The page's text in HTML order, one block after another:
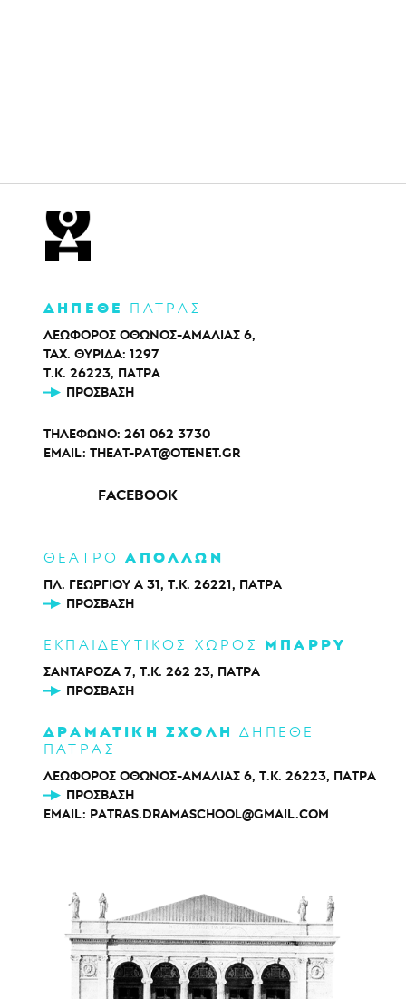
ΔΗΠΕΘΕ ΠΑΤΡΑΣ
ΛΕΩΦΟΡΟΣ ΟΘΩΝΟΣ-ΑΜΑΛΙΑΣ 6,
ΤΑΧ. ΘΥΡΙΔΑ: 1297
Τ.Κ. 26223, ΠΑΤΡΑ
ΠΡΌΣΒΑΣΗ
ΤΗΛΕΦΩΝΟ: 261 062 3730
EMAIL: THEAT-PAT@OTENET.GR
FACEBOOK
ΘΕΑΤΡΟΑΠΟΛΛΩΝ
ΠΛ. ΓΕΩΡΓΙΟΥ Α 31, Τ.Κ. 26221, ΠΑΤΡΑ
ΠΡΌΣΒΑΣΗ
ΕΚΠΑΙΔΕΥΤΙΚΟΣ ΧΩΡΟΣ ΜΠΑΡΡΥ
ΣΑΝΤΑΡΟΖΑ 7, Τ.Κ. 262 23, ΠΑΤΡΑ
ΠΡΌΣΒΑΣΗ
ΔΡΑΜΑΤΙΚΗ ΣΧΟΛΗ ΔΗΠΕΘΕ
ΠΑΤΡΑΣ
ΛΕΩΦΟΡΟΣ ΟΘΩΝΟΣ-ΑΜΑΛΙΑΣ 6, Τ.Κ. 26223, ΠΑΤΡΑ
ΠΡΌΣΒΑΣΗ
EMAIL: PATRAS.DRAMASCHOOL@GMAIL.COM